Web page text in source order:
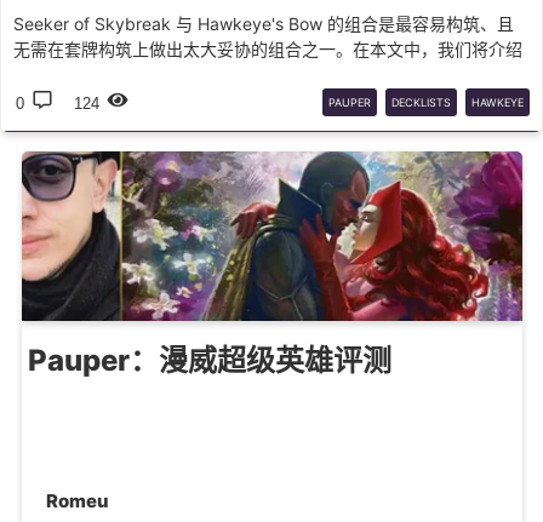
Seeker of Skybreak 与 Hawkeye's Bow 的组合是最容易构筑、且
无需在套牌构筑上做出太大妥协的组合之一。在本文中，我们将介绍
0 124 PAUPER DECKLISTS HAWKEYE
Pauper：漫威超级英雄评测
Romeu